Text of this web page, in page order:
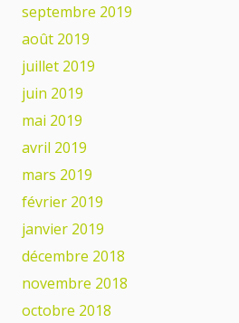
septembre 2019
août 2019
juillet 2019
juin 2019
mai 2019
avril 2019
mars 2019
février 2019
janvier 2019
décembre 2018
novembre 2018
octobre 2018